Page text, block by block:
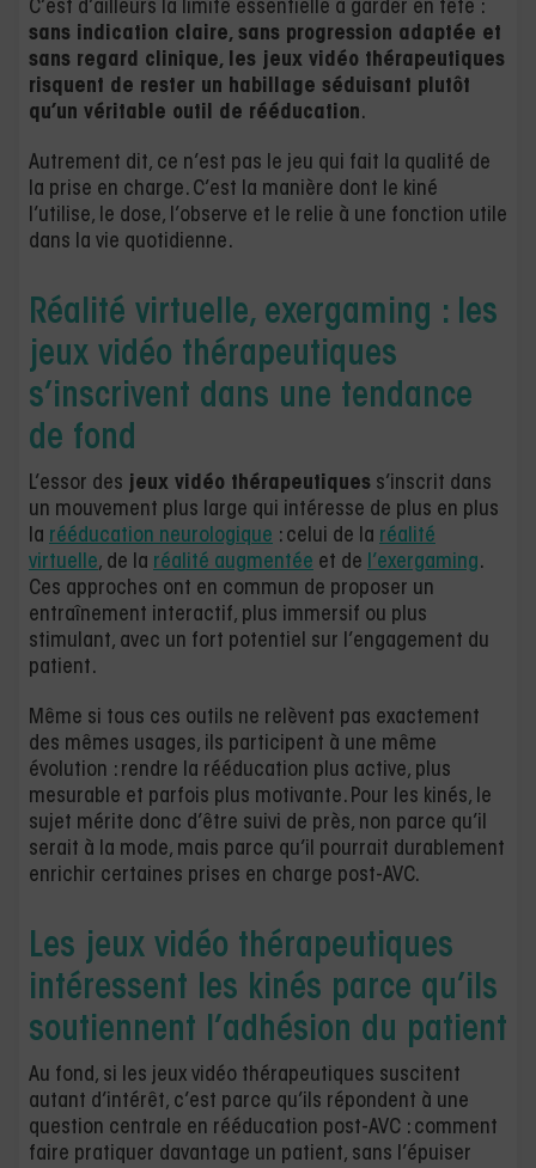
C’est d’ailleurs la limite essentielle à garder en tête :
sans indication claire, sans progression adaptée et
sans regard clinique, les jeux vidéo thérapeutiques
risquent de rester un habillage séduisant plutôt
qu’un véritable outil de rééducation.
Autrement dit, ce n’est pas le jeu qui fait la qualité de
la prise en charge. C’est la manière dont le kiné
l’utilise, le dose, l’observe et le relie à une fonction utile
dans la vie quotidienne.
Réalité virtuelle, exergaming : les
jeux vidéo thérapeutiques
s’inscrivent dans une tendance
de fond
L’essor des jeux vidéo thérapeutiques s’inscrit dans
un mouvement plus large qui intéresse de plus en plus
la rééducation neurologique : celui de la réalité
virtuelle, de la réalité augmentée et de l’exergaming.
Ces approches ont en commun de proposer un
entraînement interactif, plus immersif ou plus
stimulant, avec un fort potentiel sur l’engagement du
patient.
Même si tous ces outils ne relèvent pas exactement
des mêmes usages, ils participent à une même
évolution : rendre la rééducation plus active, plus
mesurable et parfois plus motivante. Pour les kinés, le
sujet mérite donc d’être suivi de près, non parce qu’il
serait à la mode, mais parce qu’il pourrait durablement
enrichir certaines prises en charge post-AVC.
Les jeux vidéo thérapeutiques
intéressent les kinés parce qu’ils
soutiennent l’adhésion du patient
Au fond, si les jeux vidéo thérapeutiques suscitent
autant d’intérêt, c’est parce qu’ils répondent à une
question centrale en rééducation post-AVC : comment
faire pratiquer davantage un patient, sans l’épuiser